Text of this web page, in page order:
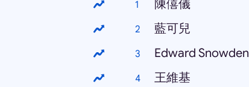
陳僖儀
藍可兒
Edward Snowden
王維基